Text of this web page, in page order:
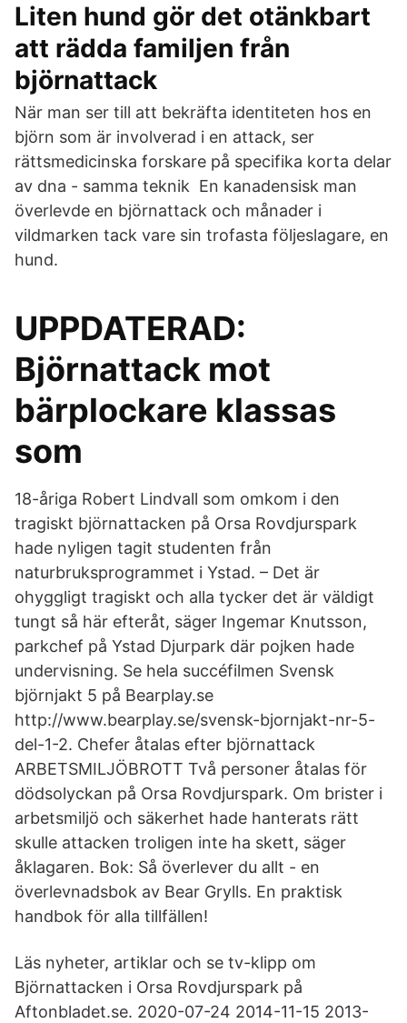
Liten hund gör det otänkbart
att rädda familjen från
björnattack
När man ser till att bekräfta identiteten hos en
björn som är involverad i en attack, ser
rättsmedicinska forskare på specifika korta delar
av dna - samma teknik En kanadensisk man
överlevde en björnattack och månader i
vildmarken tack vare sin trofasta följeslagare, en
hund.
UPPDATERAD:
Björnattack mot
bärplockare klassas
som
18-åriga Robert Lindvall som omkom i den
tragiskt björnattacken på Orsa Rovdjurspark
hade nyligen tagit studenten från
naturbruksprogrammet i Ystad. – Det är
ohyggligt tragiskt och alla tycker det är väldigt
tungt så här efteråt, säger Ingemar Knutsson,
parkchef på Ystad Djurpark där pojken hade
undervisning. Se hela succéfilmen Svensk
björnjakt 5 på Bearplay.se
http://www.bearplay.se/svensk-bjornjakt-nr-5-
del-1-2. Chefer åtalas efter björnattack
ARBETSMILJÖBROTT Två personer åtalas för
dödsolyckan på Orsa Rovdjurspark. Om brister i
arbetsmiljö och säkerhet hade hanterats rätt
skulle attacken troligen inte ha skett, säger
åklagaren. Bok: Så överlever du allt - en
överlevnadsbok av Bear Grylls. En praktisk
handbok för alla tillfällen!
Läs nyheter, artiklar och se tv-klipp om
Björnattacken i Orsa Rovdjurspark på
Aftonbladet.se. 2020-07-24 2014-11-15 2013-